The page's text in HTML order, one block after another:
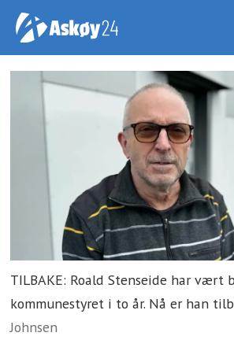
TILBAKE: Roald Stenseide har vært
kommunestyret i to år. Nå er han
Johnsen